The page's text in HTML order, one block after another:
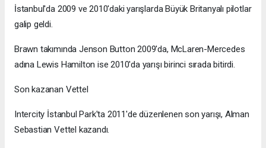
İstanbul'da 2009 ve 2010'daki yarışlarda Büyük Britanyalı pilotlar
galip geldi.
Brawn takımında Jenson Button 2009'da, McLaren-Mercedes
adına Lewis Hamilton ise 2010'da yarışı birinci sırada bitirdi.
Son kazanan Vettel
Intercity İstanbul Park'ta 2011'de düzenlenen son yarışı, Alman
Sebastian Vettel kazandı.